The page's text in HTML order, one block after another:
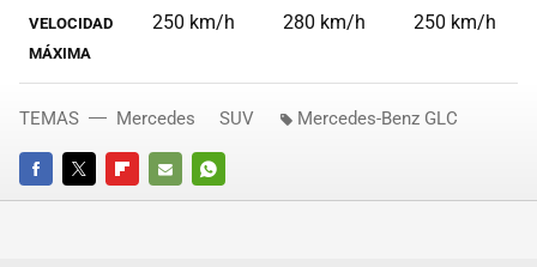
VELOCIDAD
MÁXIMA
250 km/h 280 km/h 250 km/h
FACEBOOKTWITTERFLIPBOARD
E-
WHATSAPP
TEMAS Mercedes SUV Mercedes-Benz GLC